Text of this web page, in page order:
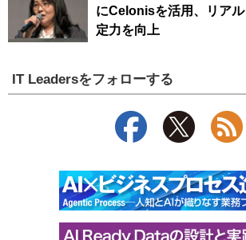
にCelonisを活用、リア
定力を向上
IT Leadersをフォローする